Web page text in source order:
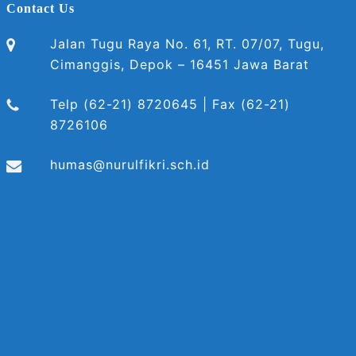
Contact Us
Jalan Tugu Raya No. 61, RT. 07/07, Tugu,
Cimanggis, Depok – 16451 Jawa Barat
Telp (62-21) 8720645 | Fax (62-21)
8726106
humas@nurulfikri.sch.id